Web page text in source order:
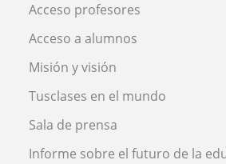
Acceso profesores
Acceso a alumnos
Misión y visión
Tusclases en el mundo
Sala de prensa
Informe sobre el futuro de la